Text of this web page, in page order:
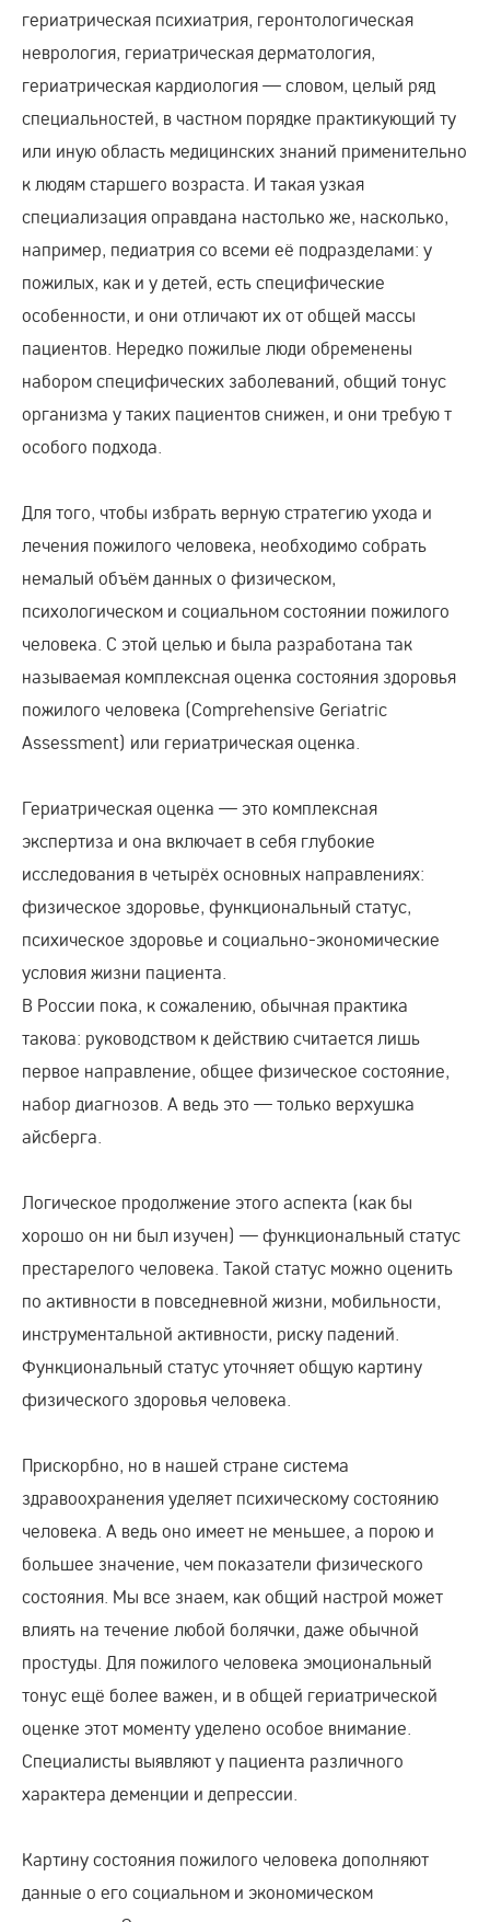
гериатрическая психиатрия, геронтологическая
неврология, гериатрическая дерматология,
гериатрическая кардиология — словом, целый ряд
специальностей, в частном порядке практикующий ту
или иную область медицинских знаний применительно
к людям старшего возраста. И такая узкая
специализация оправдана настолько же, насколько,
например, педиатрия со всеми её подразделами: у
пожилых, как и у детей, есть специфические
особенности, и они отличают их от общей массы
пациентов. Нередко пожилые люди обременены
набором специфических заболеваний, общий тонус
организма у таких пациентов снижен, и они требую т
особого подхода.
Для того, чтобы избрать верную стратегию ухода и
лечения пожилого человека, необходимо собрать
немалый объём данных о физическом,
психологическом и социальном состоянии пожилого
человека. С этой целью и была разработана так
называемая комплексная оценка состояния здоровья
пожилого человека (Comprehensive Geriatric
Assessment) или гериатрическая оценка.
Гериатрическая оценка — это комплексная
экспертиза и она включает в себя глубокие
исследования в четырёх основных направлениях:
физическое здоровье, функциональный статус,
психическое здоровье и социально-экономические
условия жизни пациента.
В России пока, к сожалению, обычная практика
такова: руководством к действию считается лишь
первое направление, общее физическое состояние,
набор диагнозов. А ведь это — только верхушка
айсберга.
Логическое продолжение этого аспекта (как бы
хорошо он ни был изучен) — функциональный статус
престарелого человека. Такой статус можно оценить
по активности в повседневной жизни, мобильности,
инструментальной активности, риску падений.
Функциональный статус уточняет общую картину
физического здоровья человека.
Прискорбно, но в нашей стране система
здравоохранения уделяет психическому состоянию
человека. А ведь оно имеет не меньшее, а порою и
большее значение, чем показатели физического
состояния. Мы все знаем, как общий настрой может
влиять на течение любой болячки, даже обычной
простуды. Для пожилого человека эмоциональный
тонус ещё более важен, и в общей гериатрической
оценке этот моменту уделено особое внимание.
Специалисты выявляют у пациента различного
характера деменции и депрессии.
Картину состояния пожилого человека дополняют
данные о его социальном и экономическом